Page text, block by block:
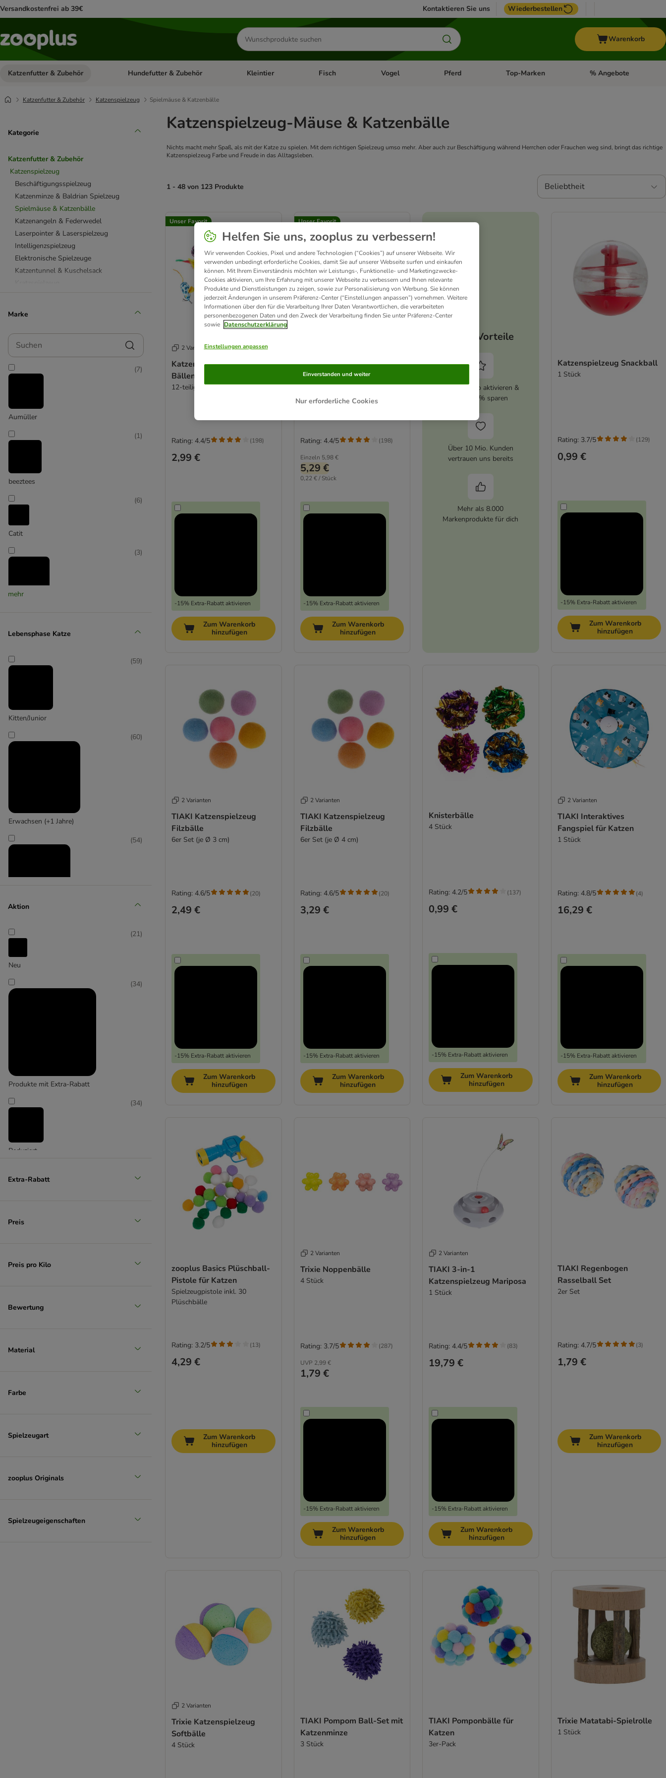
Versandkostenfrei ab 39€ Kontaktieren Sie uns Wiederbestellen
Produkte
suchen
Warenkorb
Katzenfutter & Zubehör Kategorie-Menü öffnen: Katzenfutter & Zubehör
Hundefutter & Zubehör Kategorie-Menü öffnen: Hundefutter & Zubehör
Kleintier Kategorie-Menü öffnen: Kleintier
Fisch Kategorie-Menü öffnen: Fisch
Vogel Kategorie-Menü öffnen: Vogel
Pferd Kategorie-Menü öffnen: Pferd
Top-Marken Kategorie-Menü öffnen:
% Angebote
Katzenfutter & Zubehör Katzenspielzeug Spielmäuse & Katzenbälle
Kategorie
Katzenfutter & Zubehör
Katzenspielzeug
Beschäftigungsspielzeug
Katzenminze & Baldrian Spielzeug
Spielmäuse & Katzenbälle
Katzenangeln & Federwedel
Laserpointer & Laserspielzeug
Intelligenzspielzeug
Elektronische Spielzeuge
Katzentunnel & Kuschelsack
Designed by Lotte
KONG Katzenspielzeug
Modern Living Katzenspielzeug
Katzenlaufrad
Katzenpools
Spielmäuse
Marke
Suchen
Aumüller
(7)
beeztees
(1)
Catit
(6)
(3)
Cosma
mehr
Lebensphase Katze
Kitten/Junior
(59)
Erwachsen (+1 Jahre)
(60)
(54)
Aktion
Neu
(21)
Produkte mit Extra-Rabatt
(34)
Reduziert
(34)
Extra-Rabatt
Preis
Preis pro Kilo
Bewertung
Material
Farbe
Spielzeugart
zooplus Originals
Spielzeugeigenschaften
Katzenspielzeug-Mäuse & Katzenbälle
Nichts macht mehr Spaß, als mit der Katze zu spielen. Mit dem richtigen Spielzeug umso mehr. Aber auch zur Beschäftigung während Herrchen oder Frauchen weg sind, bringt das richtige
Katzenspielzeug Farbe und Freude in das Alltagsleben.
1 - 48 von 123 Produkte Beliebtheit
Unser Favorit
2 Varianten
Katzenspielzeug-Set mit
Bällen & Mäusen
12-teiliges Set
2,99 €
-15% Extra-Rabatt aktivieren
Rating: 4.4/5 (198)
Zum Warenkorb
hinzufügen
Unser Favorit
Katzenspielzeug-Set mit
Bällen & Mäusen
Sparpaket: 2 x 12-teiliges Set
Einzeln 5,98 €
5,29 €
0,22 € / Stück
-15% Extra-Rabatt aktivieren
Rating: 4.4/5 (198)
Zum Warenkorb
hinzufügen
Deine Vorteile
zooplus Abo aktivieren &
immer 5% sparen
Über 10 Mio. Kunden
vertrauen uns bereits
Mehr als 8.000
Markenprodukte für dich
Katzenspielzeug Snackball
1 Stück
0,99 €
-15% Extra-Rabatt aktivieren
Rating: 3.7/5 (129)
Zum Warenkorb
hinzufügen
2 Varianten
TIAKI Katzenspielzeug
Filzbälle
6er Set (je Ø 3 cm)
2,49 €
-15% Extra-Rabatt aktivieren
Rating: 4.6/5 (20)
Zum Warenkorb
hinzufügen
2 Varianten
TIAKI Katzenspielzeug
Filzbälle
6er Set (je Ø 4 cm)
3,29 €
-15% Extra-Rabatt aktivieren
Rating: 4.6/5 (20)
Zum Warenkorb
hinzufügen
Knisterbälle
4 Stück
0,99 €
-15% Extra-Rabatt aktivieren
Rating: 4.2/5 (137)
Zum Warenkorb
hinzufügen
2 Varianten
TIAKI Interaktives
Fangspiel für Katzen
1 Stück
16,29 €
-15% Extra-Rabatt aktivieren
Rating: 4.8/5 (4)
Zum Warenkorb
hinzufügen
zooplus Basics Plüschball-
Pistole für Katzen
Spielzeugpistole inkl. 30
Plüschbälle
4,29 €
Rating: 3.2/5 (13)
Zum Warenkorb
hinzufügen
2 Varianten
Trixie Noppenbälle
4 Stück
UVP 2,99 €
1,79 €
-15% Extra-Rabatt aktivieren
Rating: 3.7/5 (287)
Zum Warenkorb
hinzufügen
2 Varianten
TIAKI 3-in-1
Katzenspielzeug Mariposa
1 Stück
19,79 €
-15% Extra-Rabatt aktivieren
Rating: 4.4/5 (83)
Zum Warenkorb
hinzufügen
TIAKI Regenbogen
Rasselball Set
2er Set
1,79 €
Rating: 4.7/5 (3)
Zum Warenkorb
hinzufügen
2 Varianten
Trixie Katzenspielzeug
Softbälle
4 Stück
TIAKI Pompom Ball-Set mit
Katzenminze
3 Stück
TIAKI Pomponbälle für
Katzen
3er-Pack
Trixie Matatabi-Spielrolle
1 Stück
Helfen Sie uns, zooplus zu verbessern!
Wir verwenden Cookies, Pixel und andere Technologien (“Cookies”) auf unserer Webseite. Wir
verwenden unbedingt erforderliche Cookies, damit Sie auf unserer Webseite surfen und einkaufen
können. Mit Ihrem Einverständnis möchten wir Leistungs-, Funktionelle- und Marketingzwecke-
Cookies aktivieren, um Ihre Erfahrung mit unserer Webseite zu verbessern und Ihnen relevante
Produkte und Dienstleistungen zu zeigen, sowie zur Personalisierung von Werbung. Sie können
jederzeit Änderungen in unserem Präferenz-Center (“Einstellungen anpassen”) vornehmen. Weitere
Informationen über den für die Verarbeitung Ihrer Daten Verantwortlichen, die verarbeiteten
personenbezogenen Daten und den Zweck der Verarbeitung finden Sie unter Präferenz-Center
sowie Datenschutzerklärung
Einstellungen anpassen
Nur erforderliche Cookies
Einverstanden und weiter